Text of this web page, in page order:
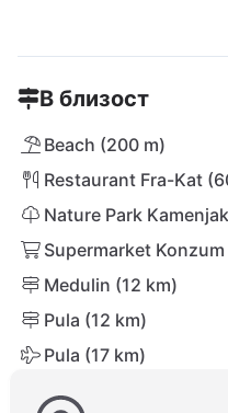
В близост
Beach (200 m)
Restaurant Fra-Kat
Nature Park
Supermarket
Medulin (12 km)
Pula (12 km)
Pula (17 km)